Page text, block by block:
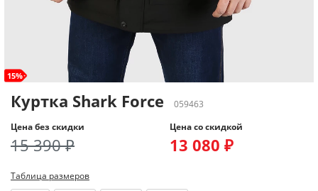
15%
Куртка Shark Force
059463
Цена без скидки
15 390 ₽
Цена со скидкой
13 080 ₽
Таблица размеров